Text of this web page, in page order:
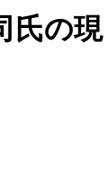
氏の現